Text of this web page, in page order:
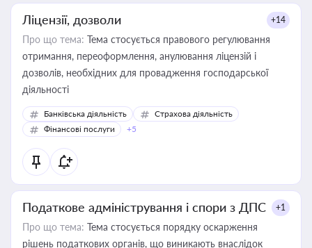
Ліцензії, дозволи +14
Про що тема: Тема стосується правового регулювання
отримання, переоформлення, анулювання ліцензій і
дозволів, необхідних для провадження господарської
діяльності
Банківська діяльність
Страхова діяльність
Фінансові послуги
+5
Податкове адміністрування і спори з ДПС +1
Про що тема: Тема стосується порядку оскарження
рішень податкових органів, що виникають внаслідок